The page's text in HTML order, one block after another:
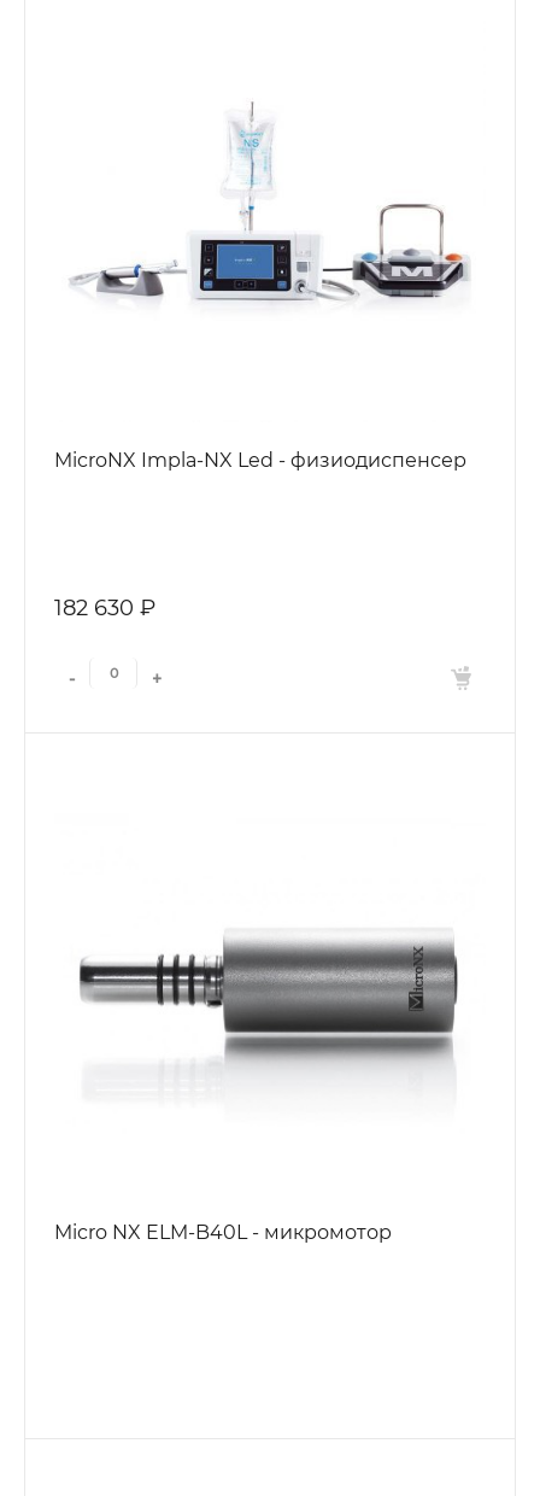
MicroNX Impla-NX Led - физиодиспенсер
182 630 ₽
- +
Micro NX ELM-B40L - микромотор